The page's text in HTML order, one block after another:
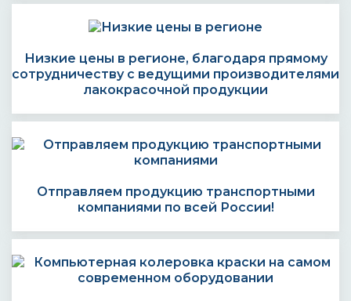
Низкие цены в регионе, благодаря прямому
сотрудничеству с ведущими производителями
лакокрасочной продукции
Отправляем продукцию транспортными
компаниями по всей России!